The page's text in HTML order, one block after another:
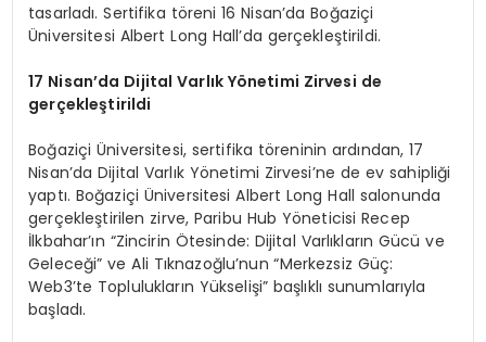
tasarladı. Sertifika töreni 16 Nisan’da Boğaziçi
Üniversitesi Albert Long Hall’da gerçekleştirildi.
17 Nisan’da Dijital Varlık Yönetimi Zirvesi de
gerçekleştirildi
Boğaziçi Üniversitesi, sertifika töreninin ardından, 17
Nisan’da Dijital Varlık Yönetimi Zirvesi’ne de ev sahipliği
yaptı. Boğaziçi Üniversitesi Albert Long Hall salonunda
gerçekleştirilen zirve, Paribu Hub Yöneticisi Recep
İlkbahar’ın “Zincirin Ötesinde: Dijital Varlıkların Gücü ve
Geleceği” ve Ali Tıknazoğlu’nun “Merkezsiz Güç:
Web3’te Toplulukların Yükselişi” başlıklı sunumlarıyla
başladı.